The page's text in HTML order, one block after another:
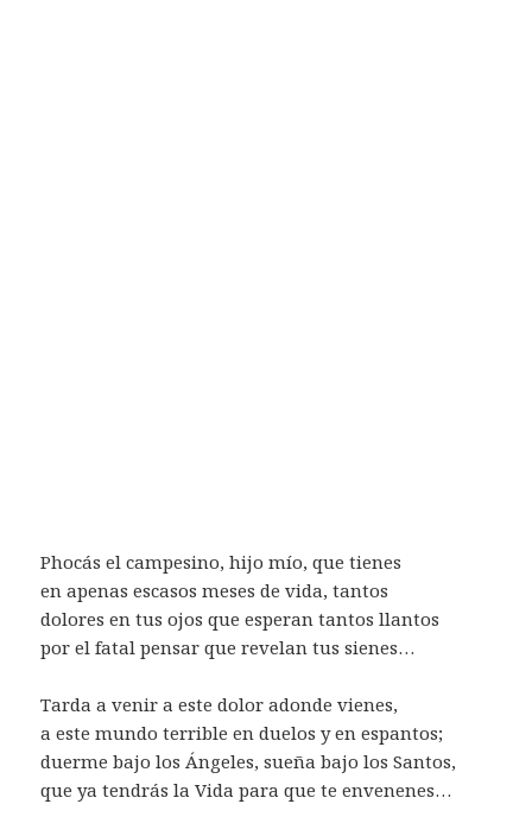
Phocás el campesino, hijo mío, que tienes
en apenas escasos meses de vida, tantos
dolores en tus ojos que esperan tantos llantos
por el fatal pensar que revelan tus sienes…
Tarda a venir a este dolor adonde vienes,
a este mundo terrible en duelos y en espantos;
duerme bajo los Ángeles, sueña bajo los Santos,
que ya tendrás la Vida para que te envenenes…